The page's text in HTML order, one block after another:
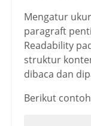
Mengatur
paragraft
Readability
struktur
dibaca dan
Berikut